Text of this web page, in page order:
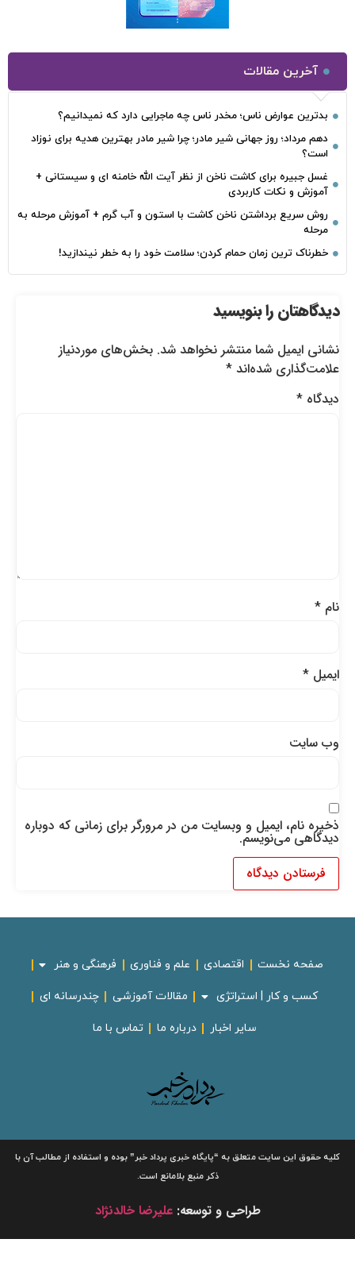
آخرین مقالات
بدترین عوارض ناس؛ مخدر ناس چه ماجرایی دارد که نمیدانیم؟
دهم مرداد؛ روز جهانی شیر مادر؛ چرا شیر مادر بهترین هدیه برای نوزاد
است؟
غسل جبیره برای کاشت ناخن از نظر آیت الله خامنه ای و سیستانی +
آموزش و نکات کاربردی
روش سریع برداشتن ناخن کاشت با استون و آب گرم + آموزش مرحله به
مرحله
خطرناک‌ ترین زمان‌ حمام کردن؛ سلامت خود را به خطر نیندازید!
دیدگاهتان را بنویسید
نشانی ایمیل شما منتشر نخواهد شد. بخش‌های موردنیاز
علامت‌گذاری شده‌اند*
دیدگاه*
نام*
ایمیل*
وب‌ سایت
ذخیره نام، ایمیل و وبسایت من در مرورگر برای زمانی که دوباره
دیدگاهی می‌نویسم.
صفحه نخست اقتصادی علم و فناوری فرهنگی و هنر
کسب و کار | استراتژی مقالات آموزشی چندرسانه ای
سایر اخبار درباره ما تماس با ما
کلیه حقوق این سایت متعلق به“پایگاه خبریپرداد خبر”بوده و استفاده از مطالب آن با
ذکر منبع بلامانع است.
طراحی و توسعه:علیرضا خالدنژاد